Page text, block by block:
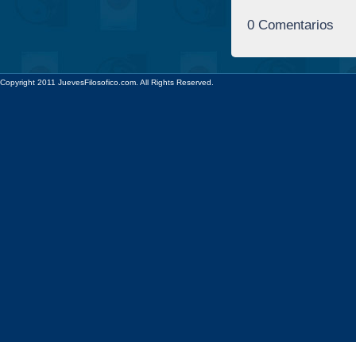
0 Comentarios
Copyright 2011 JuevesFilosofico.com. All Rights Reserved.